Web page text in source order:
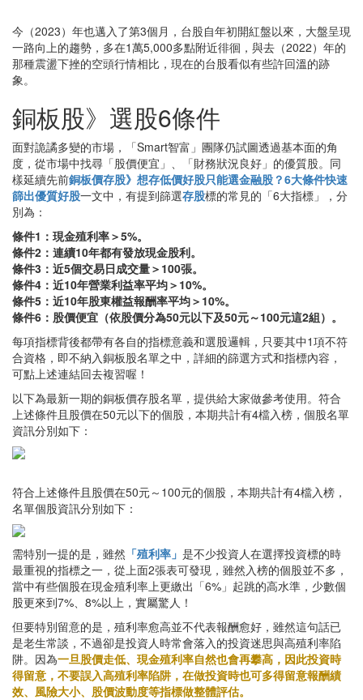
今（2023）年也邁入了第3個月，台股自年初開紅盤以來，大盤呈現
一路向上的趨勢，多在1萬5,000多點附近徘徊，與去（2022）年的
那種震盪下挫的空頭行情相比，現在的台股看似有些許回溫的跡
象。
銅板股》選股6條件
面對詭譎多變的市場，「Smart智富」團隊仍試圖透過基本面的角
度，從市場中找尋「股價便宜」、「財務狀況良好」的優質股。同
樣延續先前銅板價存股》想存低價好股只能選金融股？6大條件快速
篩出優質好股一文中，有提到篩選存股標的常見的「6大指標」，分
別為：
條件1：現金殖利率＞5%。
條件2：連續10年都有發放現金股利。
條件3：近5個交易日成交量＞100張。
條件4：近10年營業利益率平均＞10%。
條件5：近10年股東權益報酬率平均＞10%。
條件6：股價便宜（依股價分為50元以下及50元～100元這2組）。
每項指標背後都帶有各自的指標意義和選股邏輯，只要其中1項不符
合資格，即不納入銅板股名單之中，詳細的篩選方式和指標內容，
可點上述連結回去複習喔！
以下為最新一期的銅板價存股名單，提供給大家做參考使用。符合
上述條件且股價在50元以下的個股，本期共計有4檔入榜，個股名單
資訊分別如下：
符合上述條件且股價在50元～100元的個股，本期共計有4檔入榜，
名單個股資訊分別如下：
需特別一提的是，雖然 「殖利率」 是不少投資人在選擇投資標的時
最重視的指標之一，從上面2張表可發現，雖然入榜的個股並不多，
當中有些個股在現金殖利率上更繳出「6%」起跳的高水準，少數個
股更來到7%、8%以上，實屬驚人！
但要特別留意的是，殖利率愈高並不代表報酬愈好，雖然這句話已
是老生常談，不過卻是投資人時常會落入的投資迷思與高殖利率陷
阱。因為一旦股價走低、現金殖利率自然也會再攀高，因此投資時
得留意，不要誤入高殖利率陷阱，在做投資時也可多得留意報酬績
效、風險大小、股價波動度等指標做整體評估。